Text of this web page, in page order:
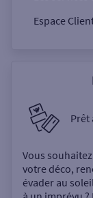
Espace
Prêt
Vous
votre déco,
évader au